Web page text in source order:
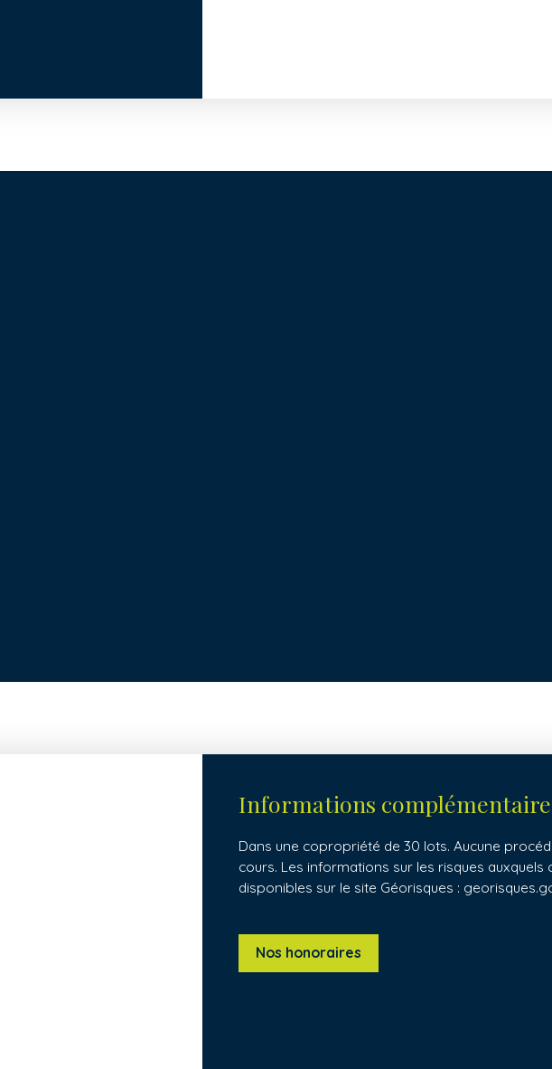
Informations
Dans une copropriété de 30 lots. Aucune
cours. Les informations sur les risques
disponibles sur le site Géorisques :
Nos honoraires